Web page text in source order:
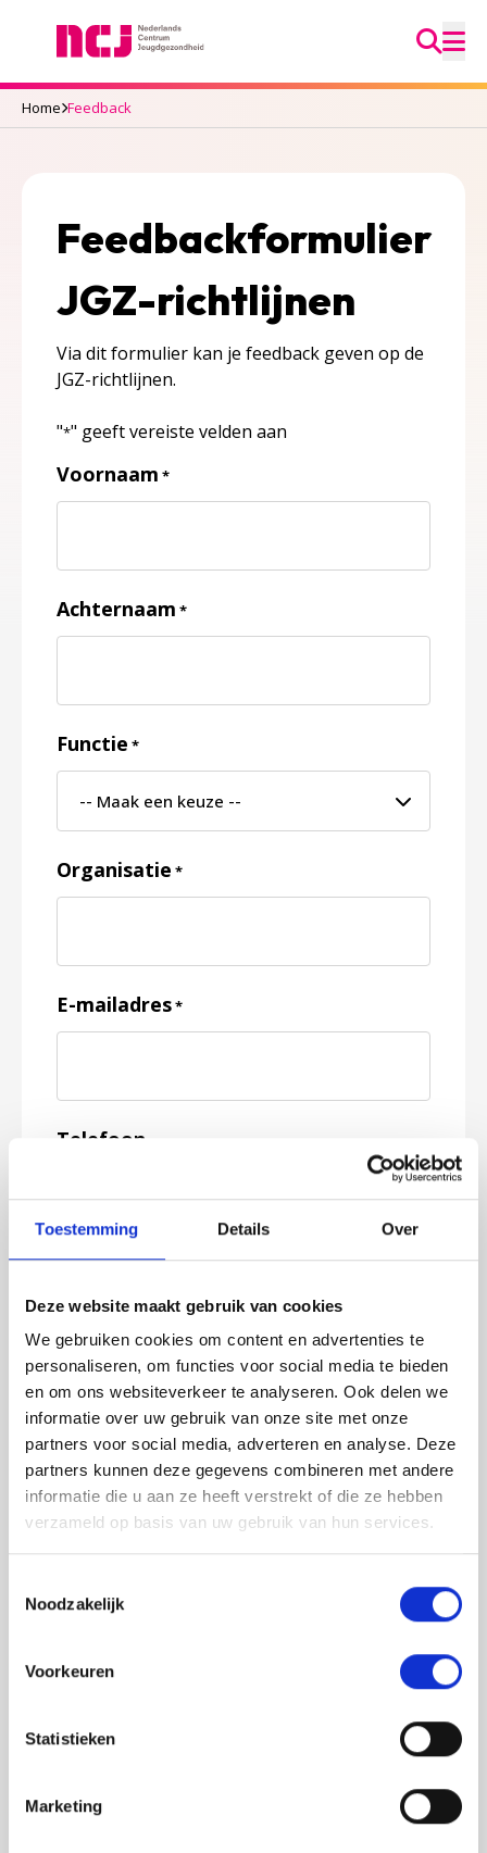
Toestemming Details Over
Deze website maakt gebruik van cookies
We gebruiken cookies om content en advertenties te
personaliseren, om functies voor social media te bieden
en om ons websiteverkeer te analyseren. Ook delen we
informatie over uw gebruik van onze site met onze
partners voor social media, adverteren en analyse. Deze
partners kunnen deze gegevens combineren met andere
informatie die u aan ze heeft verstrekt of die ze hebben
verzameld op basis van uw gebruik van hun services.
Noodzakelijk
Voorkeuren
Statistieken
Marketing
Ga
Home Feedback
Feedbackformulier
JGZ-richtlijnen
Via dit formulier kan je feedback geven op de
JGZ-richtlijnen.
"*" geeft vereiste velden aan
Voornaam *
Achternaam *
Functie *
Organisatie *
E-mailadres*
Telefoon
Jouw feedback wordt verwerkt door de
adviseurs van het team richtlijnen NCJ. Als zij
feedback meegenomen wordt met de